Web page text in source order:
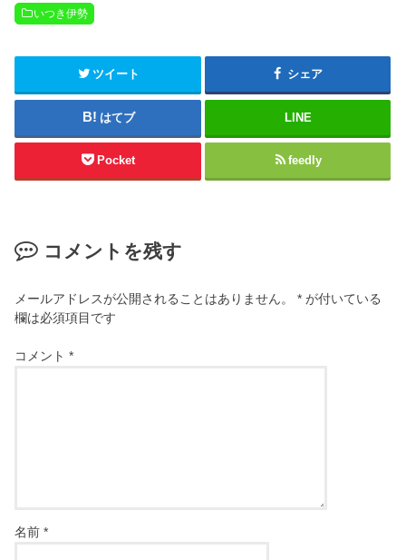
いつき伊勢
ツイート シェア
はてブ LINE
Pocket feedly
コメントを残す
メールアドレスが公開されることはありません。 * が付いている
欄は必須項目です
コメント*
名前*